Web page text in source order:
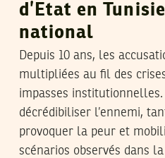
d’Etat en
national
Depuis 10 ans, les
multipliées au fil des
impasses
décrédibiliser l’ennemi,
provoquer la peur et
scénarios observés dans